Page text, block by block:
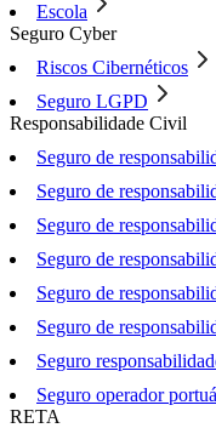
Escola
Seguro Cyber
Riscos Cibernéticos
Seguro LGPD
Responsabilidade Civil
Seguro de
Seguro de
Seguro de
Seguro de
Seguro de
Seguro de
Seguro
Seguro operador
RETA